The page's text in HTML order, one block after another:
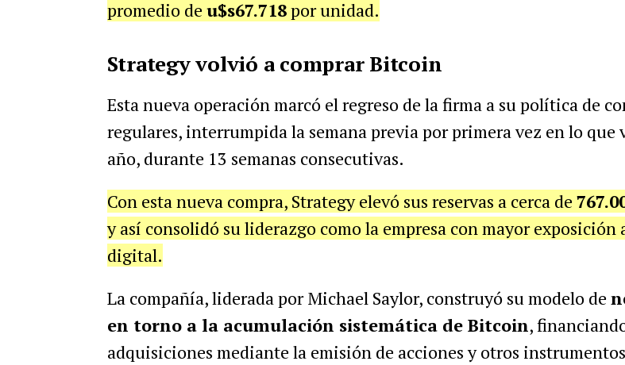
promedio de u$s67.718por unidad.
Strategy volvió a comprar Bitcoin
Esta nueva operación marcó el regreso de la firma a su política de
regulares, interrumpida la semana previa por primera vez en lo que
año, durante 13 semanas consecutivas.
Con esta nueva compra, Strategy elevó sus reservas a cerca de
y así consolidó su liderazgo como la empresa con mayor exposición
digital.
La compañía, liderada por Michael Saylor, construyó su modelo de
en torno a la acumulación sistemática de Bitcoin,
adquisiciones mediante la emisión de acciones y otros instrumentos